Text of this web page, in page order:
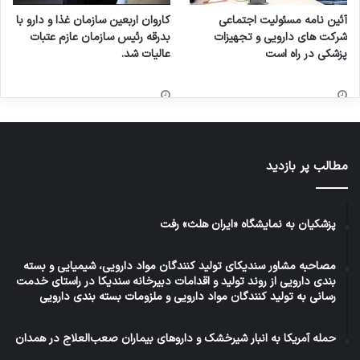
پدیده‌ای جدید که در بحران‌های گذشته در ایران
نبوده است و در تجربه دیگران نیز من ندیده ام.
در درجه نخست، در دستیابی به اهداف ثبات
اقتصادی و ارزش پول ملی به کارگرفته شود. در حالی
که نگاه درآمدی به ارز، دولت ها را که همیشه دچار
می‌کند تا با کسب ریال بیشتر، کسری را جبران کند.
تورم سنگین ناشی از بحران، بیش از همه، به دولت
آسیب می زند. در تمام موارد این کار، کسری بودجه
آئین نامه مسئولیت اجتماعی
شرکت های دارویی و تجهیزات
پزشکی در راه است
کاروان اربعین سازمان غذا و دارو با
بدرقه رئیس سازمان عازم عتبات
عالیات شد.
مطالب پر بازدید
پزشکیان به نمایشگاه «ایران هلث» رفت
مصاحبه مشاور سندیکای تولید کنندگان مواد دارویی، شیمیایی و بسته
بندی دارویی از روند تولید و اقدامات دبیرخانه سندیکا در راستای خدمت
رسانی به تولید کنندگان مواد دارویی و ملزومات بسته بندی دارویی
حمله آمریکا به انبار شیرخشک و داروهای بیماران صعب‌العلاج در همدان